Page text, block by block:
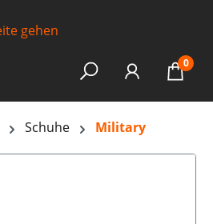
0
Schuhe Military